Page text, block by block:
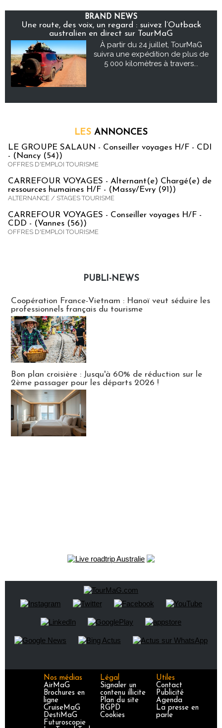
BRAND NEWS
Une route, des voix, un regard : suivez l’Outback
australien en direct sur TourMaG
À partir du 24 juillet, TourMaG
suivra une expédition de plus de
5 000 kilomètres à travers...
LES ANNONCES
LE GROUPE SALAUN - Conseiller voyages H/F - CDI
- (Nancy (54))
OFFRES D'EMPLOI TOURISME
CARREFOUR VOYAGES - Alternant(e) Chargé(e) de
ressources humaines H/F - (Massy/Evry (91))
ALTERNANCE / STAGES TOURISME
CARREFOUR VOYAGES - Conseiller voyages H/F -
CDD - (Vannes (56))
OFFRES D'EMPLOI TOURISME
PUBLI-NEWS
Coopération France-Vietnam : Hanoï veut séduire les
professionnels français du tourisme
Bon plan croisière : Jusqu'à 60% de réduction sur le
2ème passager pour les départs 2026 !
Nos médias
AirMaG
Brochures en
ligne
CruiseMaG
DestiMaG
Futuroscopie
Légal
Signaler un
contenu illicite
Plan du site
RGPD
Cookies
Utiles
Contact
Publicité
Agenda
La presse en
parle